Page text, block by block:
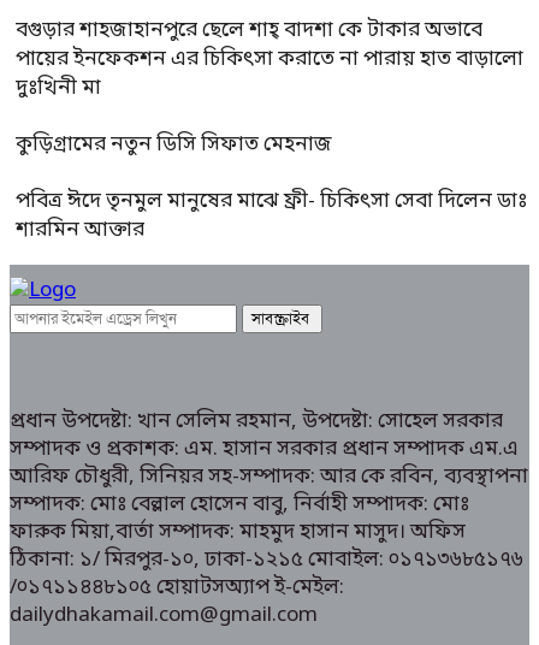
বগুড়ার শাহজাহানপুরে ছেলে শাহ্ বাদশা কে টাকার অভাবে
পায়ের ইনফেকশন এর চিকিৎসা করাতে না পারায় হাত বাড়ালো
দুঃখিনী মা
কুড়িগ্রামের নতুন ডিসি সিফাত মেহনাজ
পবিত্র ঈদে তৃনমুল মানুষের মাঝে ফ্রী- চিকিৎসা সেবা দিলেন ডাঃ
শারমিন আক্তার
প্রধান উপদেষ্টা: খান সেলিম রহমান, উপদেষ্টা: সোহেল সরকার
সম্পাদক ও প্রকাশক: এম. হাসান সরকার প্রধান সম্পাদক এম.এ
আরিফ চৌধুরী, সিনিয়র সহ-সম্পাদক: আর কে রবিন, ব্যবস্থাপনা
সম্পাদক: মোঃ বেল্লাল হোসেন বাবু, নির্বাহী সম্পাদক: মোঃ
ফারুক মিয়া,বার্তা সম্পাদক: মাহমুদ হাসান মাসুদ। অফিস
ঠিকানা: ১/ মিরপুর-১০, ঢাকা-১২১৫ মোবাইল: ০১৭১৩৬৮৫১৭৬
/০১৭১১৪৪৮১০৫ হোয়াটসঅ্যাপ ই-মেইল:
dailydhakamail.com@gmail.com